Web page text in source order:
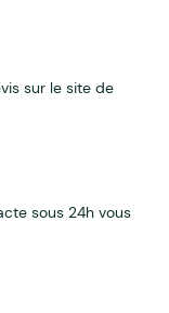
sur le site de
sous 24h vous